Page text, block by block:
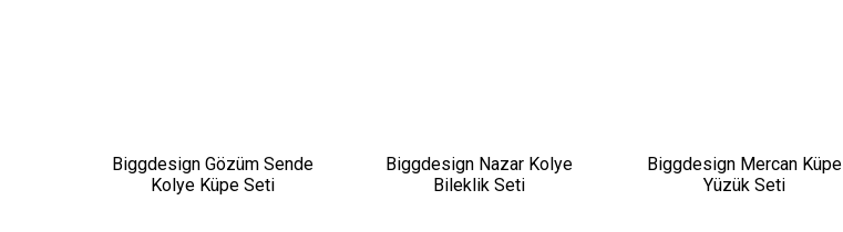
Biggdesign Gözüm Sende
Kolye Küpe Seti
Biggdesign Nazar Kolye
Bileklik Seti
Biggdesign Mercan Küpe
Yüzük Seti